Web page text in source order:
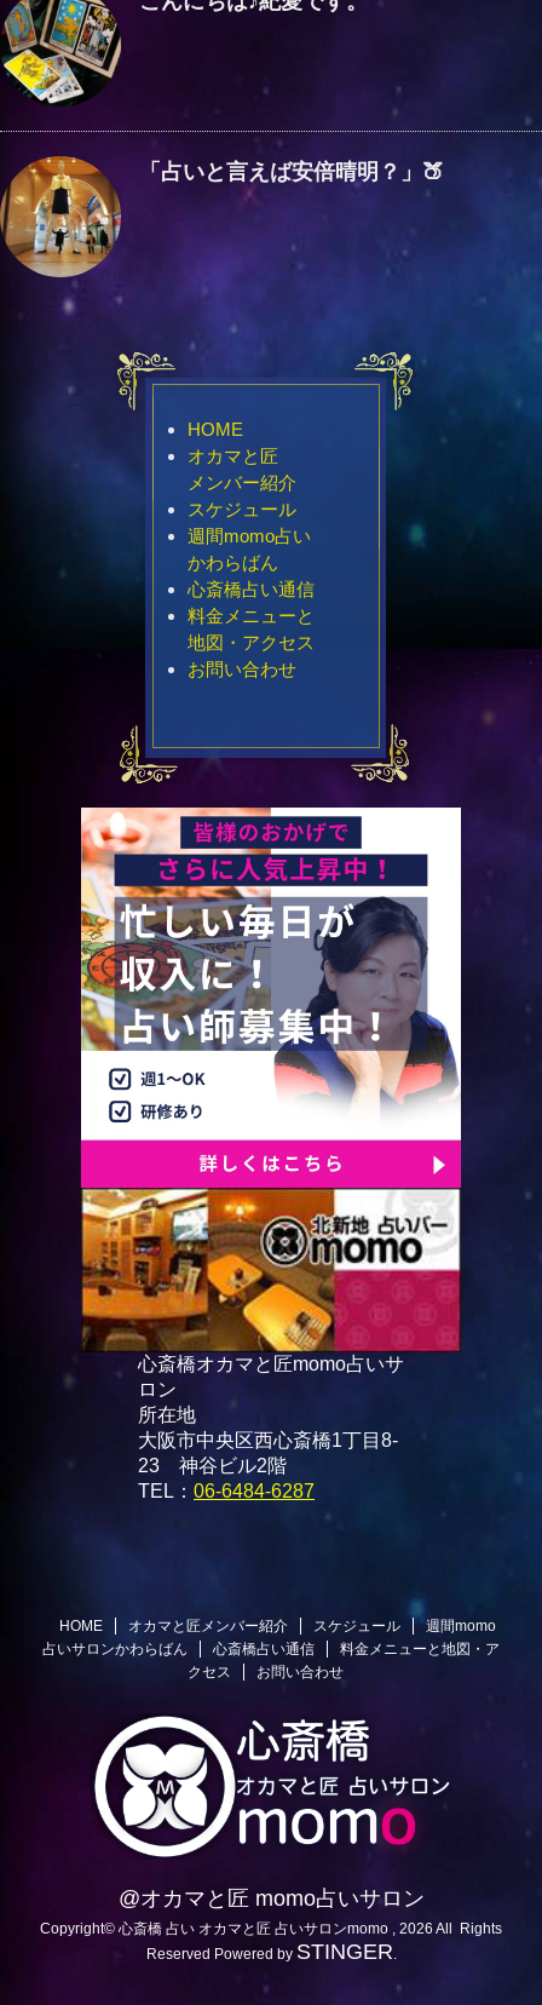
「占いと言えば安倍晴明？」🍑
HOME
オカマと匠
メンバー紹介
スケジュール
週間momo占い
かわらばん
心斎橋占い通信
料金メニューと
地図・アクセス
お問い合わせ
心斎橋オカマと匠momo占いサ
ロン
所在地
大阪市中央区西心斎橋1丁目8-
23 神谷ビル2階
TEL： 06-6484-6287
HOME オカマと匠メンバー紹介 スケジュール
週間momo
占いサロンかわらばん
心斎橋占い通信
料金メニューと地図・ア
クセス
お問い合わせ
@オカマと匠 momo占いサロン
Copyright© 心斎橋 占い オカマと匠 占いサロンmomo , 2026 All Rights
Reserved Powered by STINGER